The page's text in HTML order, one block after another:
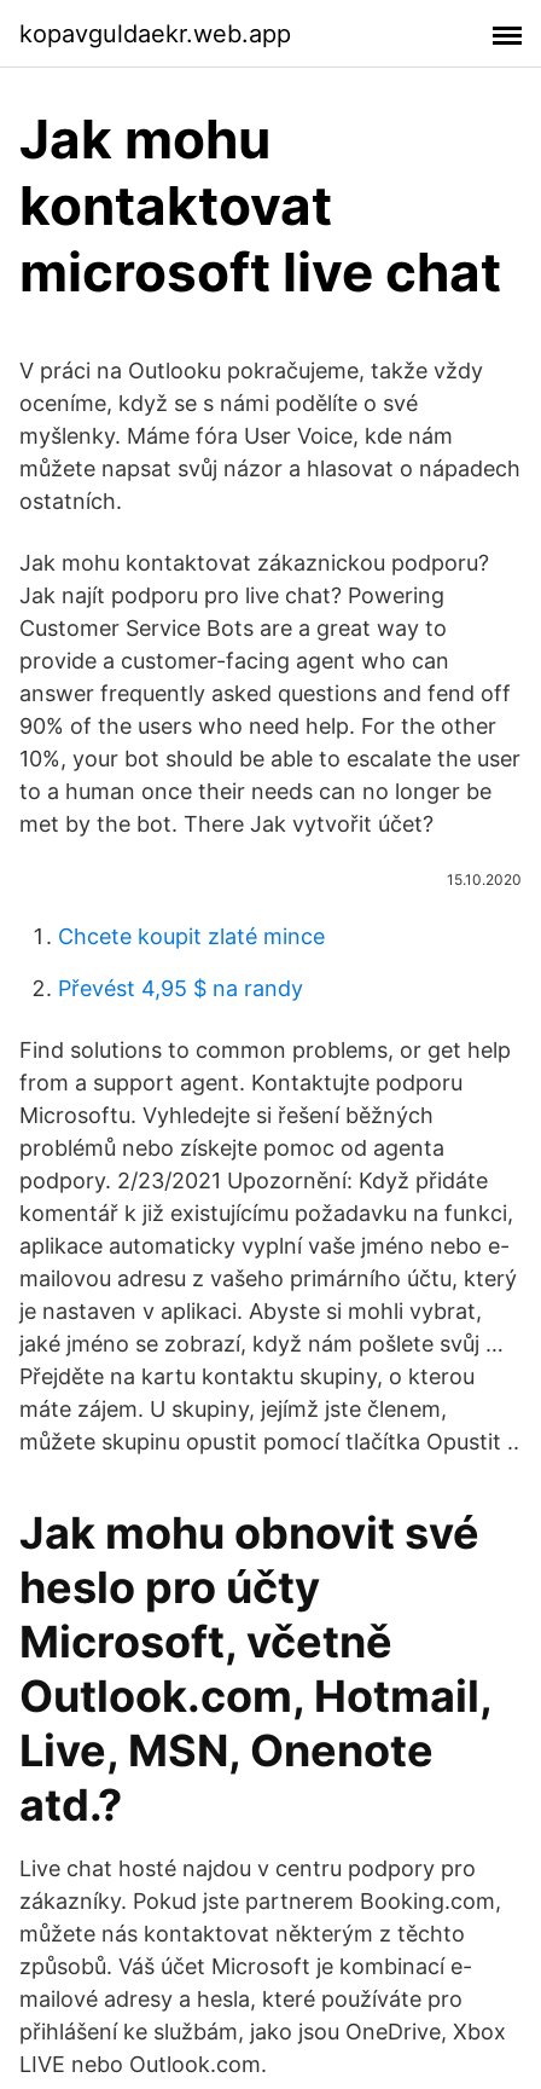
kopavguldaekr.web.app
Jak mohu
kontaktovat
microsoft live chat
V práci na Outlooku pokračujeme, takže vždy
oceníme, když se s námi podělíte o své
myšlenky. Máme fóra User Voice, kde nám
můžete napsat svůj názor a hlasovat o nápadech
ostatních.
Jak mohu kontaktovat zákaznickou podporu?
Jak najít podporu pro live chat? Powering
Customer Service Bots are a great way to
provide a customer-facing agent who can
answer frequently asked questions and fend off
90% of the users who need help. For the other
10%, your bot should be able to escalate the user
to a human once their needs can no longer be
met by the bot. There Jak vytvořit účet?
15.10.2020
Chcete koupit zlaté mince
Převést 4,95 $ na randy
Find solutions to common problems, or get help
from a support agent. Kontaktujte podporu
Microsoftu. Vyhledejte si řešení běžných
problémů nebo získejte pomoc od agenta
podpory. 2/23/2021 Upozornění: Když přidáte
komentář k již existujícímu požadavku na funkci,
aplikace automaticky vyplní vaše jméno nebo e-
mailovou adresu z vašeho primárního účtu, který
je nastaven v aplikaci. Abyste si mohli vybrat,
jaké jméno se zobrazí, když nám pošlete svůj …
Přejděte na kartu kontaktu skupiny, o kterou
máte zájem. U skupiny, jejímž jste členem,
můžete skupinu opustit pomocí tlačítka Opustit ..
Jak mohu obnovit své
heslo pro účty
Microsoft, včetně
Outlook.com, Hotmail,
Live, MSN, Onenote
atd.?
Live chat hosté najdou v centru podpory pro
zákazníky. Pokud jste partnerem Booking.com,
můžete nás kontaktovat některým z těchto
způsobů. Váš účet Microsoft je kombinací e-
mailové adresy a hesla, které používáte pro
přihlášení ke službám, jako jsou OneDrive, Xbox
LIVE nebo Outlook.com.